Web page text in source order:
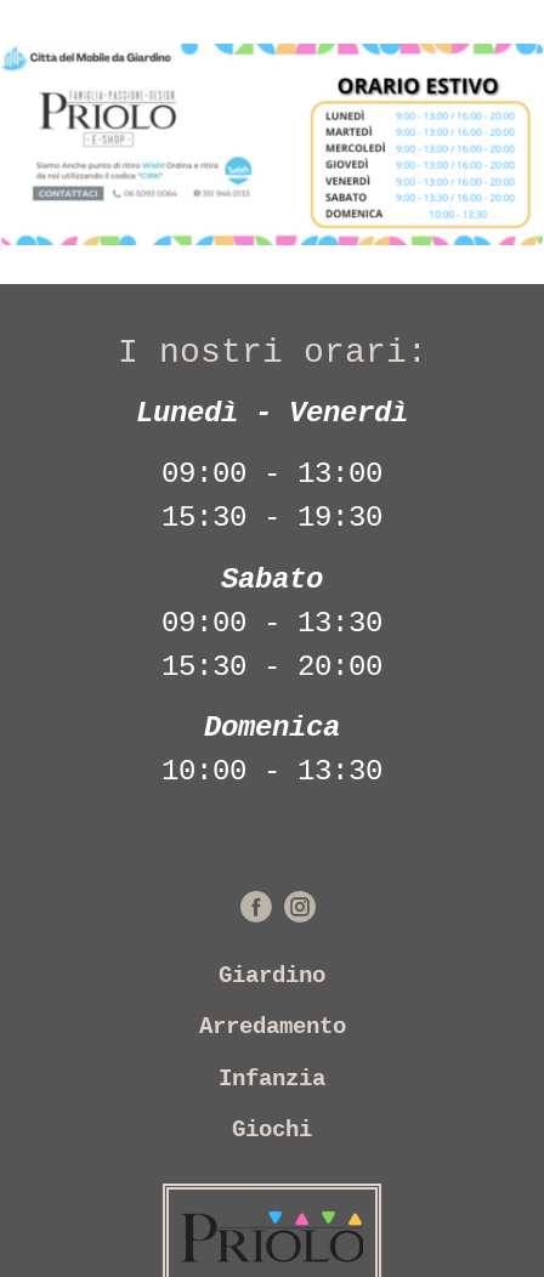
I nostri orari:
Lunedì - Venerdì
09:00 - 13:00
15:30 - 19:30
Sabato
09:00 - 13:30
15:30 - 20:00
Domenica
10:00 - 13:30
Giardino
Arredamento
Infanzia
Giochi